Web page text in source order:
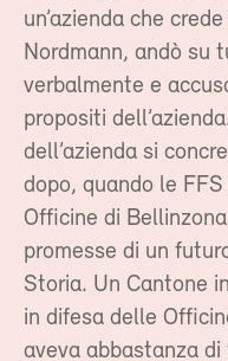
un’azienda che
Nordmann, andò su
verbalmente e
propositi
dell’azienda si
dopo, quando le
Officine di
promesse di un
Storia. Un Cantone
in difesa delle
aveva abbastanza